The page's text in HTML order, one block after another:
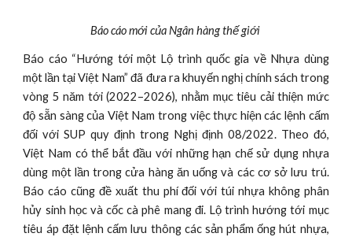
Báo cáo mới của Ngân hàng thế giới
Báo cáo “Hướng tới một Lộ trình quốc gia về Nhựa dùng
một lần tại Việt Nam” đã đưa ra khuyến nghị chính sách trong
vòng 5 năm tới (2022–2026), nhằm mục tiêu cải thiện mức
độ sẵn sàng của Việt Nam trong việc thực hiện các lệnh cấm
đối với SUP quy định trong Nghị định 08/2022. Theo đó,
Việt Nam có thể bắt đầu với những hạn chế sử dụng nhựa
dùng một lần trong cửa hàng ăn uống và các cơ sở lưu trú.
Báo cáo cũng đề xuất thu phí đối với túi nhựa không phân
hủy sinh học và cốc cà phê mang đi. Lộ trình hướng tới mục
tiêu áp đặt lệnh cấm lưu thông các sản phẩm ống hút nhựa,